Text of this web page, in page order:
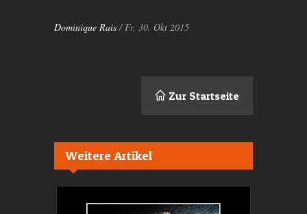
Dominique Rais / Fr, 30. Okt 2015
Zur Startseite
Weitere Artikel